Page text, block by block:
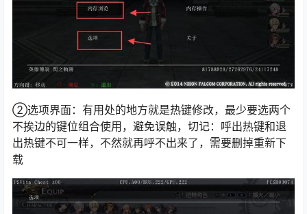
②选项界面：有用处的地方就是热键修改，最少要选两个
不挨边的键位组合使用，避免误触，切记：呼出热键和退
出热键不可一样，不然就再呼不出来了，需要删掉重新下
载